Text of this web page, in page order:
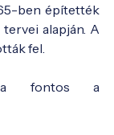
ben építették
alapján. A
fel.
fontos a